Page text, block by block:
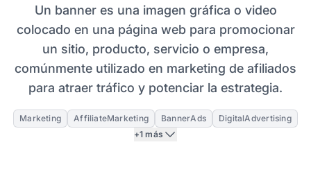
Un banner es una imagen gráfica o video
colocado en una página web para promocionar
un sitio, producto, servicio o empresa,
comúnmente utilizado en marketing de afiliados
para atraer tráfico y potenciar la estrategia.
Marketing AffiliateMarketing BannerAds
DigitalAdvertising
+1 más